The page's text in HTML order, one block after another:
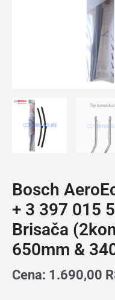
Bosch
+ 3 397 015
Brisača
650mm &
Cena: 1.690,00
&
340mm
količina